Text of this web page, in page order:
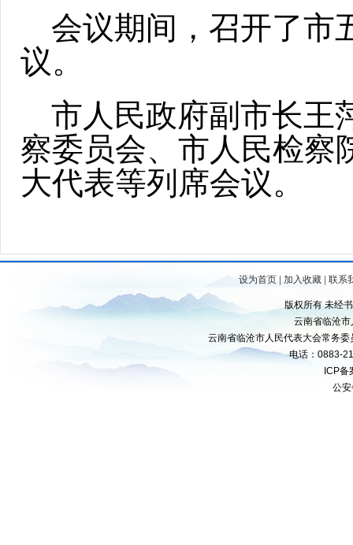
会议期间，召开了市
议。
市人民政府副市长王
察委员会、市人民检察
大代表等列席会议。
设为首页 加入收藏 联系
版权所有 未经
云南省临沧
云南省临沧市人民代表大会常务
电话：0883-
ICP备
公